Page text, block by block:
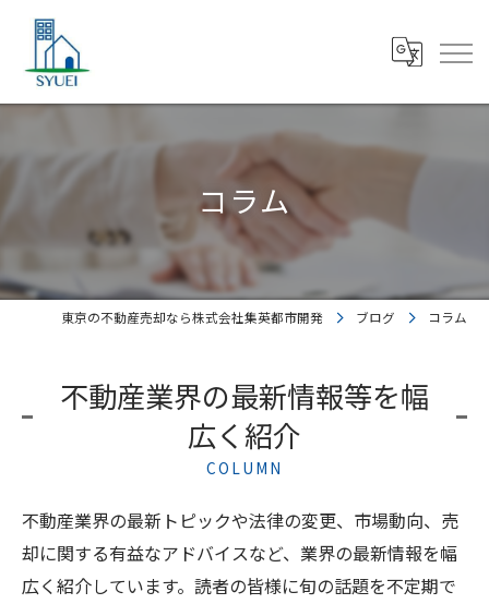
コラム
東京の不動産売却なら株式会社集英都市開発 ブログ コラム
不動産業界の最新情報等を幅
広く紹介
COLUMN
不動産業界の最新トピックや法律の変更、市場動向、売
却に関する有益なアドバイスなど、業界の最新情報を幅
広く紹介しています。読者の皆様に旬の話題を不定期で